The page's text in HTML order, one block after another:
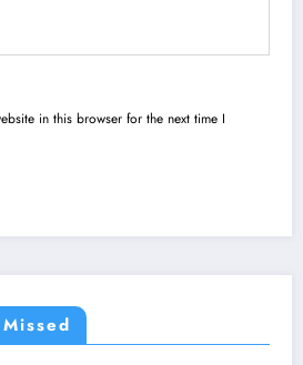
in this browser for the next time I